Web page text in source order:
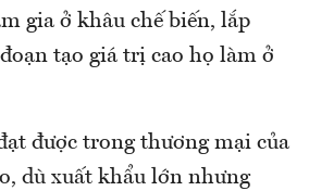
gia ở khâu chế biến, lắp
tạo giá trị cao họ làm ở
được trong thương mại của
dù xuất khẩu lớn nhưng